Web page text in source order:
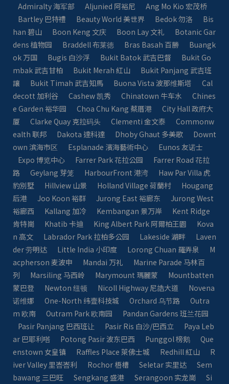
Admiralty 海军部
Aljunied 阿裕尼
Ang Mo Kio 宏茂桥
Bartley 巴特禮
Beauty World 美世界 Bedok 勿洛
Bis
han 碧山
Boon Keng 文庆 Boon Lay 文礼
Botanic Gar
dens 植物园
Braddell 布莱徳 Bras Basah 百勝
Buangk
ok 万国
Bugis 白沙浮 Bukit Batok 武吉巴督
Bukit Go
mbak 武吉甘柏
Bukit Merah 紅山
Bukit Panjang 武吉班
讓
Bukit Timah 武吉知馬 Buona Vista 波那维斯塔
Cal
decott 加利谷
Cashew 凯秀 Chinatown 牛车水
Chines
e Garden 裕华园
Choa Chu Kang 蔡厝港
City Hall 政府大
厦
Clarke Quay 克拉码头 Clementi 金文泰
Commonw
ealth 联邦
Dakota 達科達 Dhoby Ghaut 多美歌
Downt
own 滨海市区
Esplanade 濱海藝術中心
Eunos 友诺士
Expo 博览中心
Farrer Park 花拉公园
Farrer Road 花拉
路
Geylang 芽笼 HarbourFront 港湾
Haw Par Villa 虎
豹別墅
Hillview 山景 Holland Village 荷蘭村
Hougang
后港
Joo Koon 裕群 Jurong East 裕廊东
Jurong West
裕廊西
Kallang 加冷 Kembangan 景万岸
Kent Ridge
肯特崗
Khatib 卡迪 King Albert Park 阿爾柏王園
Kova
n 高文
Labrador Park 拉柏多公园 Lakeside 湖畔
Laven
der 劳明达
Little India 小印度 Lorong Chuan 羅弄泉
M
acpherson 麦波申
Mandai 万礼
Marine Parade 马林百
列
Marsiling 马西岭 Marymount 瑪麗蒙
Mountbatten
蒙巴登
Newton 纽顿 Nicoll Highway 尼誥大道
Novena
诺维娜
One-North 纬壹科技城 Orchard 乌节路
Outra
m 欧南
Outram Park 欧南园
Pandan Gardens 班兰花园
Pasir Panjang 巴西班让
Pasir Ris 白沙/巴西立
Paya Leb
ar 巴耶利嗒
Potong Pasir 波东巴西 Punggol 榜鹅
Que
enstown 女皇镇
Raffles Place 萊佛士城 Redhill 紅山
R
iver Valley 里峇峇利
Rochor 梧槽 Seletar 实里达
Sem
bawang 三巴旺
Sengkang 盛港 Serangoon 实龙崗
Si